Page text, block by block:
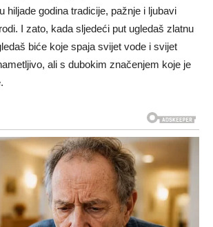
hiljade godina tradicije, pažnje i ljubavi
I zato, kada sljedeći put ugledaš zlatnu
biće koje spaja svijet vode i svijet
ali s dubokim značenjem koje je